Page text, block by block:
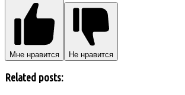
Мне нравится Не нравится
Related posts: